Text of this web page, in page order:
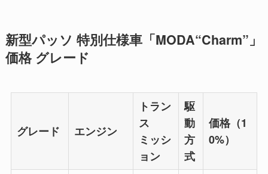
新型パッソ 特別仕様車「MODA“Charm”」
価格 グレード
グレード エンジン
トラン
ス
ミッシ
ョン
駆
動
方
式
価格（1
0%）